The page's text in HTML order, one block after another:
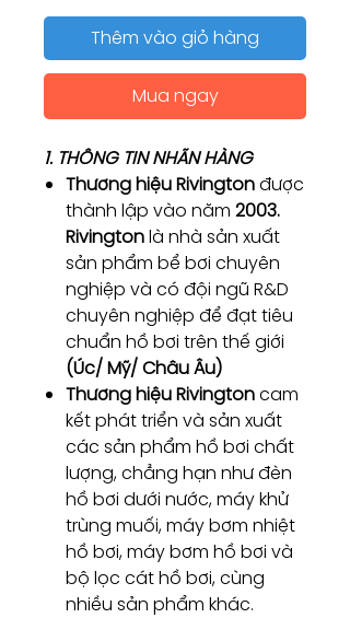
Thêm vào giỏ hàng
Mua ngay
1. THÔNG TIN NHÃN HÀNG
Thương hiệu Rivingtonđược
thành lập vào năm 2003.
Rivingtonlà nhà sản xuất
sản phẩm bể bơi chuyên
nghiệp và có đội ngũ R&D
chuyên nghiệp để đạt tiêu
chuẩn hồ bơi trên thế giới
(Úc/ Mỹ/ Châu Âu)
Thương hiệu Rivingtoncam
kết phát triển và sản xuất
các sản phẩm hồ bơi chất
lượng, chẳng hạn như đèn
hồ bơi dưới nước, máy khử
trùng muối, máy bơm nhiệt
hồ bơi, máy bơm hồ bơi và
bộ lọc cát hồ bơi, cùng
nhiều sản phẩm khác.